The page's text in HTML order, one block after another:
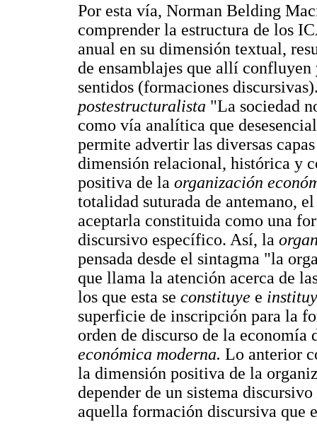
Por esta vía, Norman Belding
comprender la estructura de los
anual en su dimensión textual,
de ensamblajes que allí
sentidos (formaciones
postestructuralista "La sociedad
como vía analítica que
permite advertir las diversas
dimensión relacional, histórica y
positiva de la organización
totalidad suturada de antemano,
aceptarla constituida como una
discursivo específico. Así, la
pensada desde el sintagma "la
que llama la atención acerca de
los que esta se constituye e
superficie de inscripción para la
orden de discurso de la economía
económica moderna. Lo anterior
la dimensión positiva de la
depender de un sistema
aquella formación discursiva que